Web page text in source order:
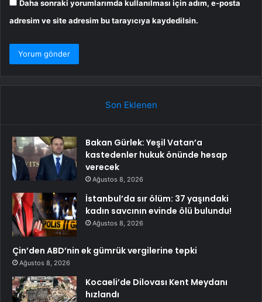
Daha sonraki yorumlarımda kullanılması için adım, e-posta
adresim ve site adresim bu tarayıcıya kaydedilsin.
Son Eklenen
Bakan Gürlek: Yeşil Vatan’a
kastedenler hukuk önünde hesap
verecek
Ağustos 8, 2026
İstanbul’da sır ölüm: 37 yaşındaki
kadın savcının evinde ölü bulundu!
Ağustos 8, 2026
Çin’den ABD’nin ek gümrük vergilerine tepki
Ağustos 8, 2026
Kocaeli’de Dilovası Kent Meydanı
hızlandı